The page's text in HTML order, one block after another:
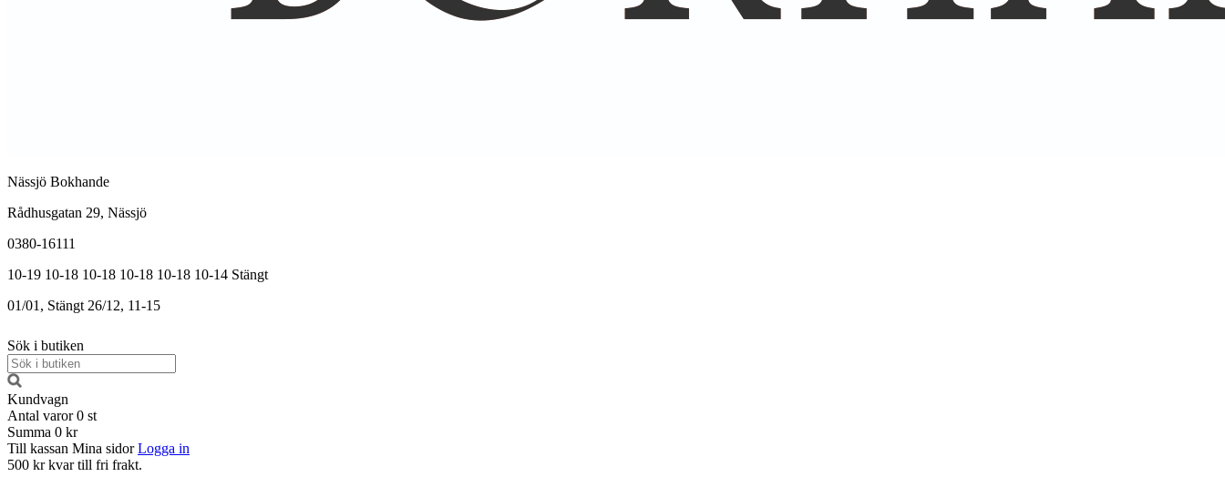
Nässjö Bokhande
Rådhusgatan 29, Nässjö
0380-16111
10-19 10-18 10-18 10-18 10-18 10-14 Stängt
01/01, Stängt 26/12, 11-15
Sök i butiken
Kundvagn
Antal varor 0 st
Summa 0 kr
Till kassan Mina sidor Logga in
500 kr kvar till fri frakt.